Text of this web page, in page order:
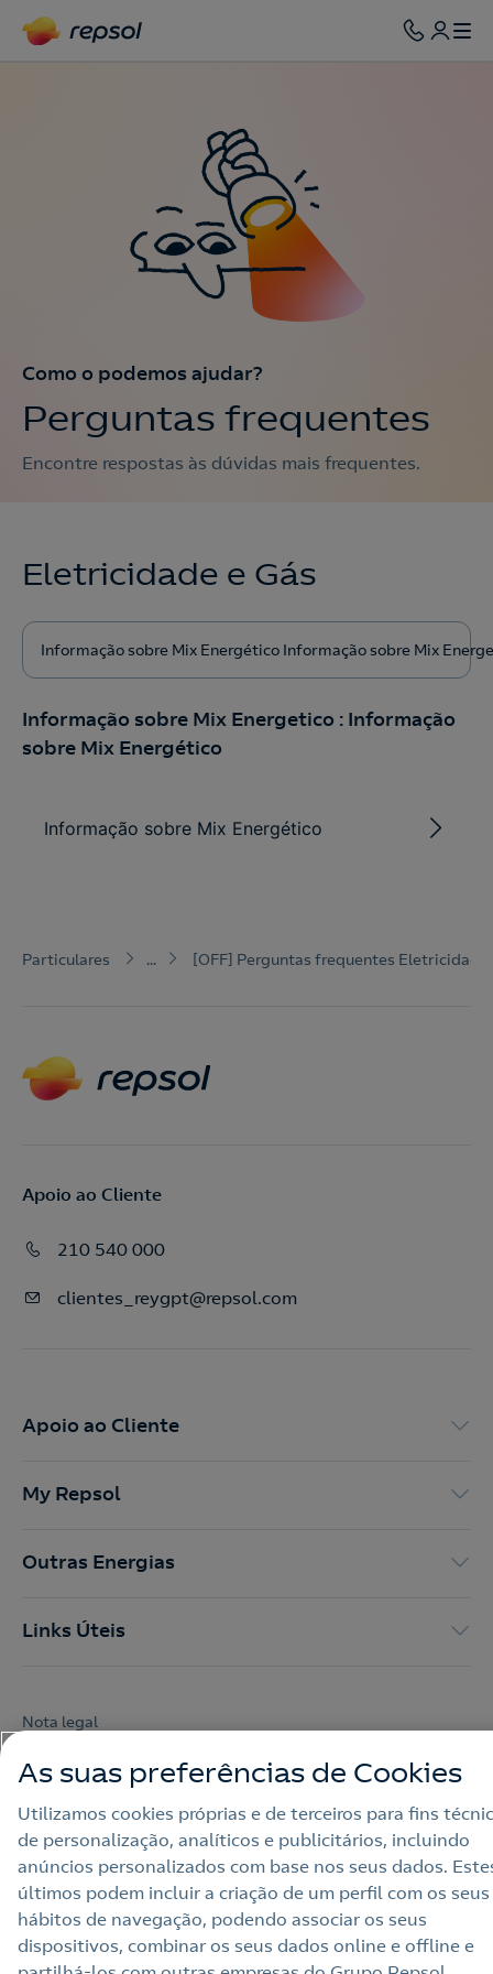
Como o podemos ajudar?
Perguntas frequentes
Encontre respostas às dúvidas mais frequentes.
Eletricidade e Gás
Informação sobre Mix Energético Informação sobre Mix
Informação sobre Mix Energetico : Informação
sobre Mix Energético
Informação sobre Mix Energético
Particulares ... [OFF] Perguntas frequentes Eletricidade
Apoio ao Cliente
210 540 000
clientes_reygpt@repsol.com
Apoio ao Cliente
My Repsol
Outras Energias
Links Úteis
Nota legal
Política de privacidade
Termos e Condições My Repsol
Acessibilidade
Alerta por fraude
Livro de Reclamações Online
As suas preferências de Cookies
Utilizamos cookies próprias e de terceiros para fins
de personalização, analíticos e publicitários, incluindo
anúncios personalizados com base nos seus dados.
últimos podem incluir a criação de um perfil com os seus
hábitos de navegação, podendo associar os seus
dispositivos, combinar os seus dados online e offline e